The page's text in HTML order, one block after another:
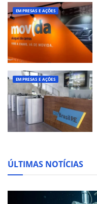
EMPRESAS E AÇÕES
EMPRESAS E AÇÕES
ÚLTIMAS NOTÍCIAS